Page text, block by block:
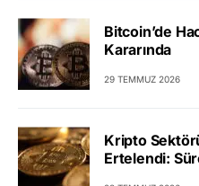
Bitcoin’de
Kararında
29 TEMMUZ 2026
Kripto
Ertelendi: